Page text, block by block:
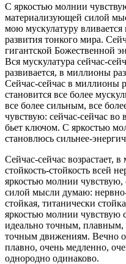
С яркостью молнии
материализующей силой
мою мускулатуру вливается
развития тонкого мира.
гигантской Божественной
Вся мускулатура сейчас-
развивается, в миллионы
Сейчас-сейчас в миллионы
становится все более
все более сильным, все
чувствую: сейчас-сейчас во
бьет ключом. С яркостью
становлюсь сильнее-
Сейчас-сейчас возрастает,
стойкость-стойкость всей
яркостью молнии
силой мысли думаю:
стойкая, титанически
яркостью молнии чувствую
идеально точным, плавным,
точным движениям. Вечно
плавно, очень медленно,
однородно одинаково.